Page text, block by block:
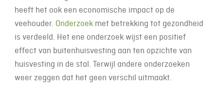
heeft het ook een economische impact op de
veehouder. Onderzoek met betrekking tot gezondheid
is verdeeld. Het ene onderzoek wijst een positief
effect van buitenhuisvesting aan ten opzichte van
huisvesting in de stal. Terwijl andere onderzoeken
weer zeggen dat het geen verschil uitmaakt.